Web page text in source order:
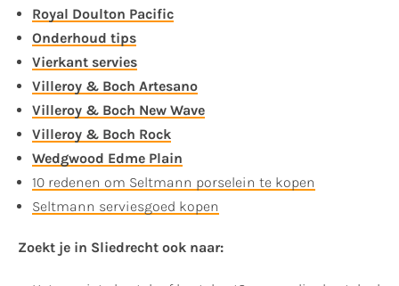
Royal Doulton Pacific
Onderhoud tips
Vierkant servies
Villeroy & Boch Artesano
Villeroy & Boch New Wave
Villeroy & Boch Rock
Wedgwood Edme Plain
10 redenen om Seltmann porselein te kopen
Seltmann serviesgoed kopen
Zoekt je in Sliedrecht ook naar: